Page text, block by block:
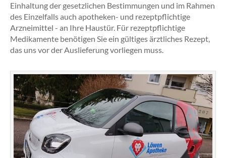
Einhaltung der gesetzlichen Bestimmungen und im Rahmen
des Einzelfalls auch apotheken- und rezeptpflichtige
Arzneimittel - an Ihre Haustür. Für rezeptpflichtige
Medikamente benötigen Sie ein gültiges ärztliches Rezept,
das uns vor der Auslieferung vorliegen muss.